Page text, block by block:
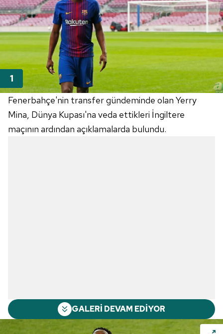
Fenerbahçe'nin transfer gündeminde olan Yerry
Mina, Dünya Kupası'na veda ettikleri İngiltere
maçının ardından açıklamalarda bulundu.
GALERİ DEVAM EDİYOR